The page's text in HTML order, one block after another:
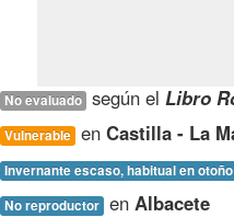
No evaluado según el Libro
Vulnerable en Castilla - La
Invernante escaso, habitual en
No reproductor en Albacete